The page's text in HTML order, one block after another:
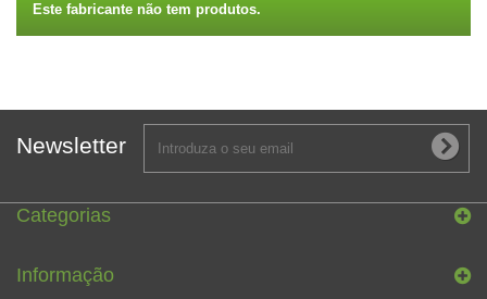
Este fabricante não tem produtos.
Newsletter
Categorias
Informação